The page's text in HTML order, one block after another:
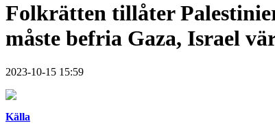
Folkrätten tillåter
måste befria Gaza, Israel
2023-10-15 15:59
Källa